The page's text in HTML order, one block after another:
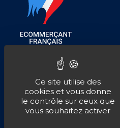
NOS MARQUES
CEMER ALMO ABB
Ce site utilise des
cookies et vous donne
le contrôle sur ceux que
vous souhaitez activer